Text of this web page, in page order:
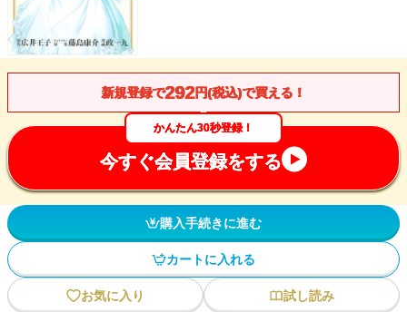
新規登録で292円(税込)で買える！
かんたん30秒登録！
今すぐ会員登録をする
購入手続きに進む
カートに入れる
お気に入り
試し読み